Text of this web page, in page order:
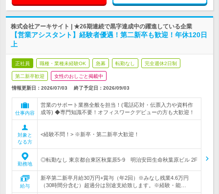
株式会社アーキサイト | ★26期連続で黒字達成中の躍進している企業
【営業アシスタント】経験者優遇！第二新卒も歓迎！年休120日
上
正社員 職種・業種未経験OK 急募 転勤なし 完全週休2日制
第二新卒歓迎 女性のおしごと掲載中
情報更新日：2026/07/03 終了予定日： 2026/09/03
仕事内容
営業のサポート業務全般を担当！(電話応対・伝票入力や資料作
成等) ◆専門知識不要！オフィスワークデビューの方も大歓迎！
対象と
なる方
<経験不問！> ※新卒・第二新卒大歓迎！
勤務地
◎転勤なし 東京都台東区秋葉原5-9 明治安田生命秋葉原ビル 2F
給与
新卒第二新卒月給30万円+賞与（年2回）※みなし残業4.6万円
（30時間分含む）超過分は別途支給致します。※経験・能…